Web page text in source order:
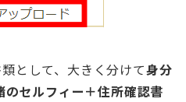
として、大きく分けて身分
セルフィー＋住所確認書